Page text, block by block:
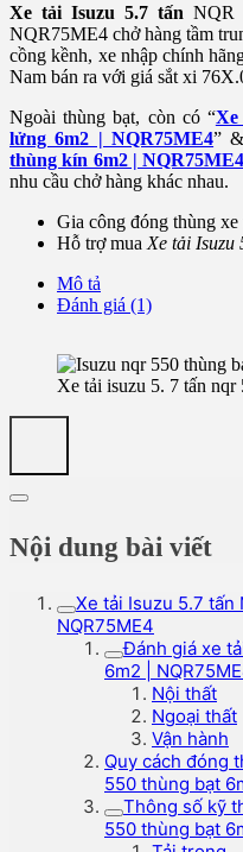
Xe tải Isuzu 5.7 tấn NQR
NQR75ME4 chở hàng tầm
cồng kềnh, xe nhập chính
Nam bán ra với giá sắt xi
Ngoài thùng bạt, còn có “Xe
lửng 6m2 | NQR75ME4”
thùng kín 6m2 | NQR75ME4
nhu cầu chở hàng khác nhau.
Gia công đóng thùng xe
Hỗ trợ mua Xe tải Isuzu
Mô tả
Đánh giá (1)
Xe tải isuzu 5. 7 tấn nqr
Nội dung bài viết
Xe tải Isuzu 5.7 tấn
NQR75ME4
Đánh giá xe
6m2 |
Nội thất
Ngoại thất
Vận hành
Quy cách đóng
550 thùng bạt
Thông số kỹ
550 thùng bạt